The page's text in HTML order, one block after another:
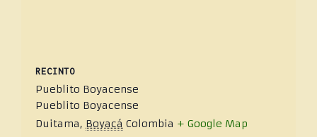
RECINTO
Pueblito Boyacense
Pueblito Boyacense
Duitama, Boyacá Colombia + Google Map